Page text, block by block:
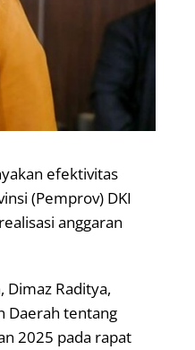
efektivitas
(Pemprov) DKI
anggaran
Dimaz Raditya,
Daerah tentang
2025 pada rapat